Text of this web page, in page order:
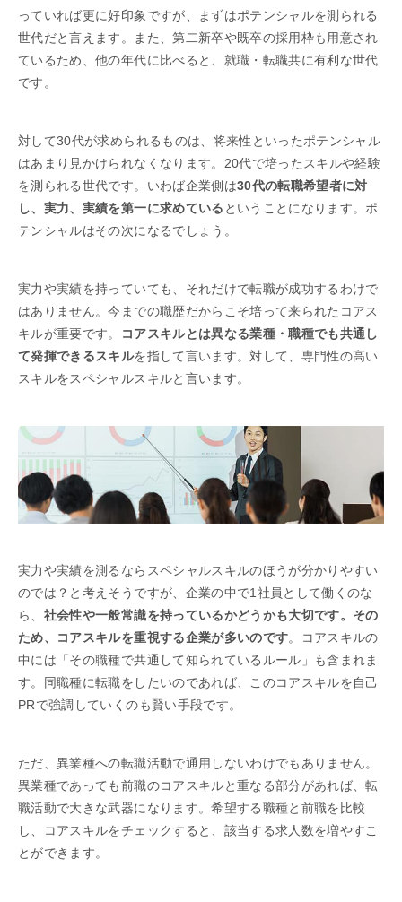
っていれば更に好印象ですが、まずはポテンシャルを測られる
世代だと言えます。また、第二新卒や既卒の採用枠も用意され
ているため、他の年代に比べると、就職・転職共に有利な世代
です。
対して30代が求められるものは、将来性といったポテンシャル
はあまり見かけられなくなります。20代で培ったスキルや経験
を測られる世代です。いわば企業側は30代の転職希望者に対
し、実力、実績を第一に求めている ということになります。ポ
テンシャルはその次になるでしょう。
実力や実績を持っていても、それだけで転職が成功するわけで
はありません。今までの職歴だからこそ培って来られたコアス
キルが重要です。
コアスキルとは異なる業種・職種でも共通し
て発揮できるスキルを指して言います。対して、専門性の高い
スキルをスペシャルスキルと言います。
実力や実績を測るならスペシャルスキルのほうが分かりやすい
のでは？と考えそうですが、企業の中で1社員として働くのな
ら、 社会性や一般常識を持っているかどうかも大切です。その
ため、コアスキルを重視する企業が多いのです。コアスキルの
中には「その職種で共通して知られているルール」も含まれま
す。同職種に転職をしたいのであれば、このコアスキルを自己
PRで強調していくのも賢い手段です。
ただ、異業種への転職活動で通用しないわけでもありません。
異業種であっても前職のコアスキルと重なる部分があれば、転
職活動で大きな武器になります。希望する職種と前職を比較
し、コアスキルをチェックすると、該当する求人数を増やすこ
とができます。